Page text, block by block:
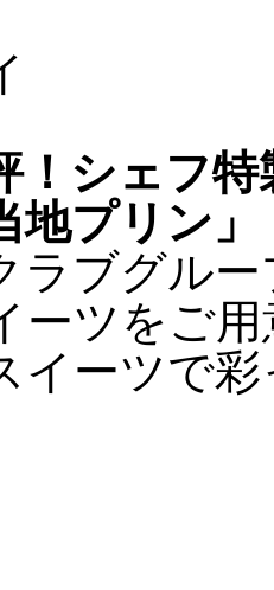
！シェフ
地プリン」
ラブグル
ーツをご
イーツで